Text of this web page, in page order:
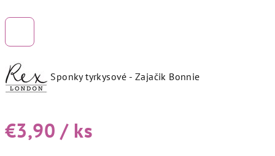
Sponky tyrkysové - Zajačik Bonnie
€3,90/ ks